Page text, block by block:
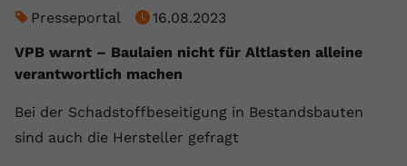
Presseportal
16.08.2023
VPB warnt – Baulaien nicht für Altlasten alleine
verantwortlich machen
Bei der Schadstoffbeseitigung in Bestandsbauten
sind auch die Hersteller gefragt
Zweck
YouTube setzt diesen Cookie, um die
speichern, der eingebettete YouTube-
Videos verwendet.